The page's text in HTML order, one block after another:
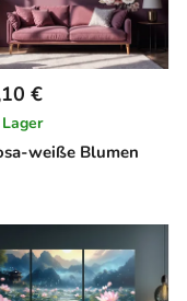
weiße Blumen
€